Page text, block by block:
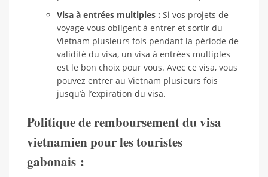
Visa à entrées multiples : Si vos projets de
voyage vous obligent à entrer et sortir du
Vietnam plusieurs fois pendant la période de
validité du visa, un visa à entrées multiples
est le bon choix pour vous. Avec ce visa, vous
pouvez entrer au Vietnam plusieurs fois
jusqu’à l’expiration du visa.
Politique de remboursement du visa
vietnamien pour les touristes
gabonais :